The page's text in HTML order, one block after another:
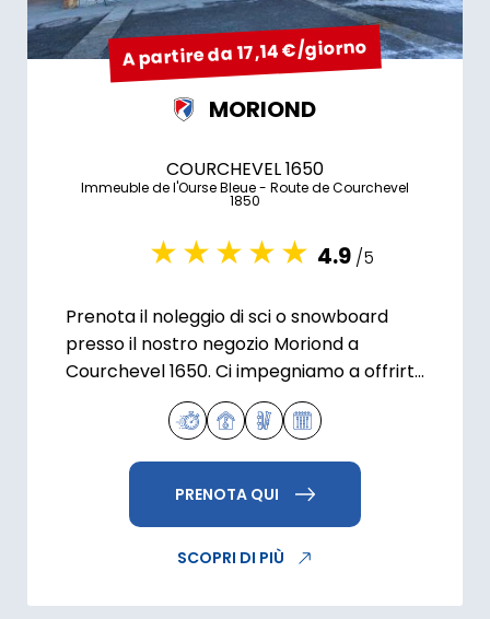
A partire da 17,14 €/giorno
MORIOND
COURCHEVEL 1650
Immeuble de l'Ourse Bleue - Route de Courchevel
1850
4.9 /5
Prenota il noleggio di sci o snowboard
presso il nostro negozio Moriond a
Courchevel 1650. Ci impegniamo a offrirti
la migliore esperienza sciistica!
PRENOTA QUI
SCOPRI DI PIÙ